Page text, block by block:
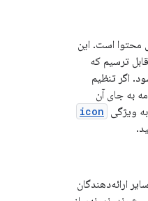
محتوا است. این
ترسیم که
اگر تنظیم
به جای آن
ویژگی icon
ارائه‌دهندگان